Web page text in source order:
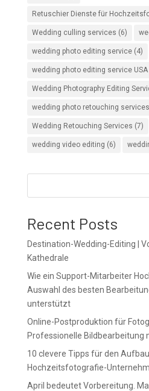
Retuschier Dienste für
Wedding culling services (6)
wedding photo editing service(4)
wedding photo editing service USA
Wedding Photography Editing
wedding photo retouching services
Wedding Retouching Services (7)
wedding video editing (6)
Recent Posts
Destination-Wedding-Editing |
Kathedrale
Wie ein Support-Mitarbeiter
Auswahl des besten
unterstützt
Online-Postproduktion für
Professionelle Bildbearbeitung
10 clevere Tipps für den
Hochzeitsfotografie-
April bedeutet Vorbereitung.